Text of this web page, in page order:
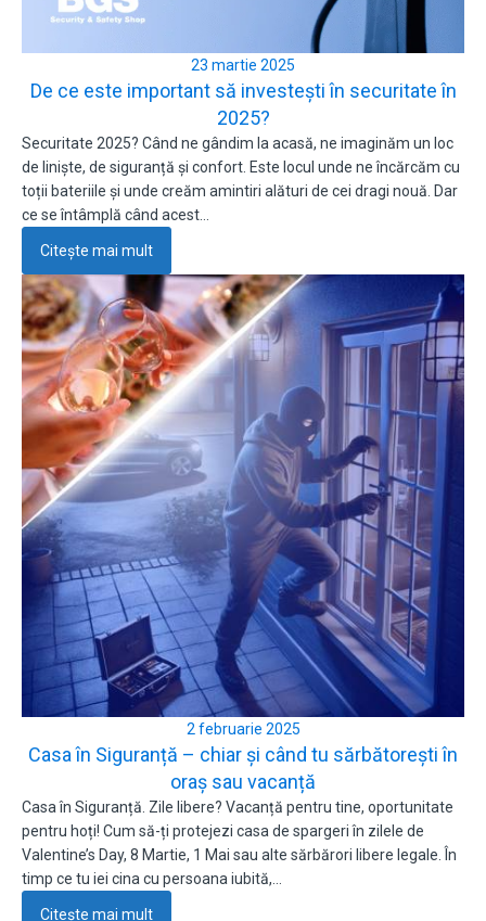
23 martie 2025
De ce este important să investești în securitate în
2025?
Securitate 2025? Când ne gândim la acasă, ne imaginăm un loc
de liniște, de siguranță și confort. Este locul unde ne încărcăm cu
toții bateriile și unde creăm amintiri alături de cei dragi nouă. Dar
ce se întâmplă când acest…
Citește mai mult
2 februarie 2025
Casa în Siguranță – chiar și când tu sărbătorești în
oraș sau vacanță
Casa în Siguranță. Zile libere? Vacanță pentru tine, oportunitate
pentru hoți! Cum să-ți protejezi casa de spargeri în zilele de
Valentine’s Day, 8 Martie, 1 Mai sau alte sărbărori libere legale. În
timp ce tu iei cina cu persoana iubită,…
Citește mai mult